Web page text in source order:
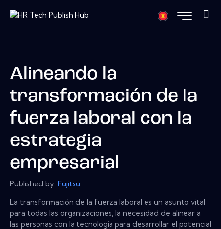
Alineando la
transformación de la
fuerza laboral con la
estrategia
empresarial
Published by: Fujitsu
La transformación de la fuerza laboral es un asunto vital
para todas las organizaciones, la necesidad de alinear a
las personas con la tecnología para desarrollar el potencial